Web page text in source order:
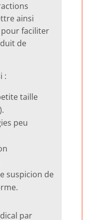
ainsi
pour faciliter
de
:
taille
peu
suspicion de
par